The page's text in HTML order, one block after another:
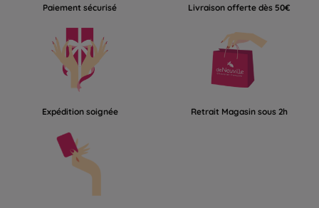
Paiement sécurisé Livraison offerte dès 50€
Expédition soignée Retrait Magasin sous 2h